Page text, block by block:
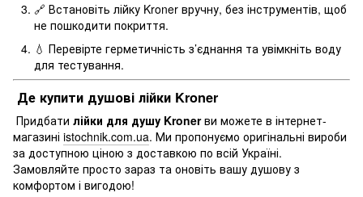
🔗 Встановіть лійку Kroner вручну, без інструментів, щоб
не пошкодити покриття.
💧 Перевірте герметичність з’єднання та увімкніть воду
для тестування.
Де купити душові лійки Kroner
Придбати лійки для душу Kronerви можете в інтернет-
магазині istochnik.com.ua. Ми пропонуємо оригінальні вироби
за доступною ціною з доставкою по всій Україні.
Замовляйте просто зараз та оновіть вашу душову з
комфортом і вигодою!